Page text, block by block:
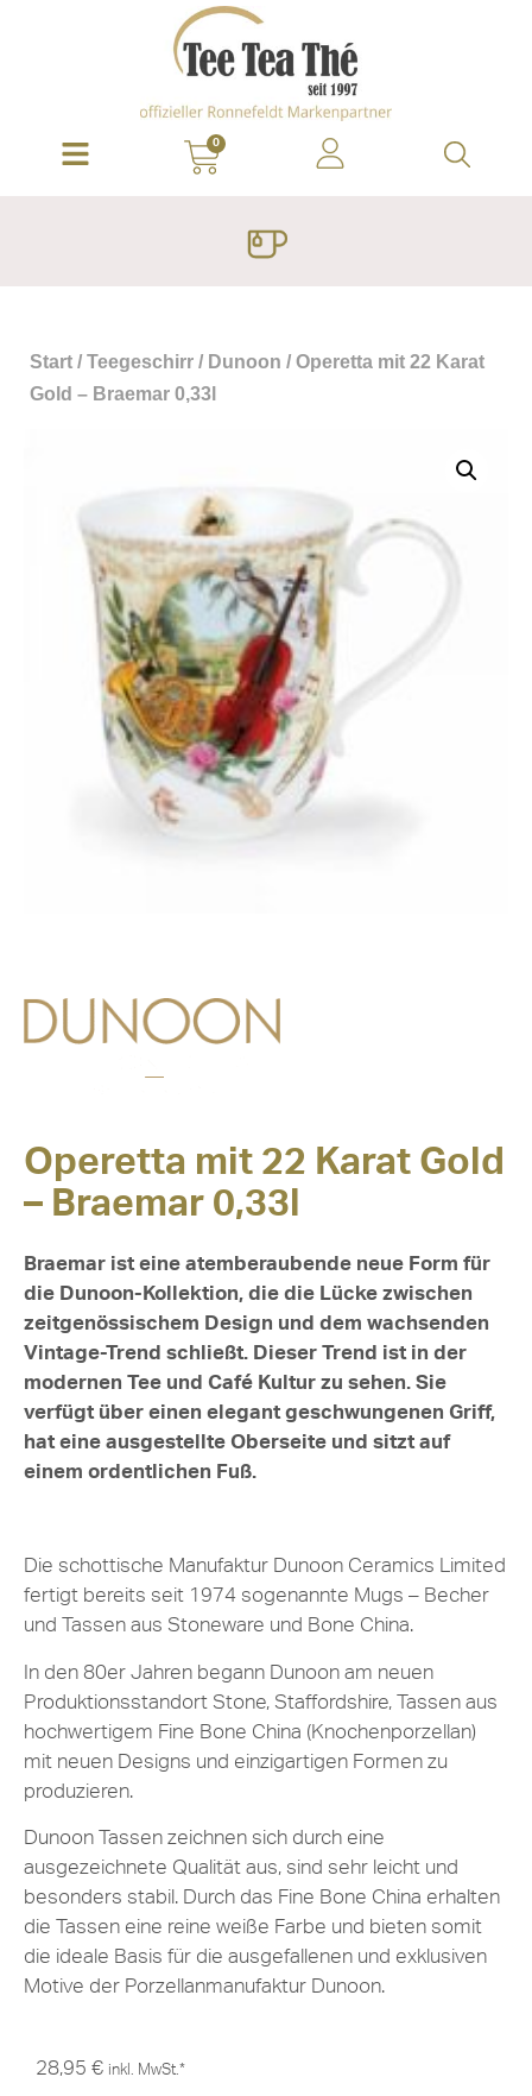
0
Start / Teegeschirr / Dunoon / Operetta mit 22 Karat
Gold – Braemar 0,33l
Operetta mit 22 Karat Gold
– Braemar 0,33l
Braemar ist eine atemberaubende neue Form für
die Dunoon-Kollektion, die die Lücke zwischen
zeitgenössischem Design und dem wachsenden
Vintage-Trend schließt. Dieser Trend ist in der
modernen Tee und Café Kultur zu sehen. Sie
verfügt über einen elegant geschwungenen Griff,
hat eine ausgestellte Oberseite und sitzt auf
einem ordentlichen Fuß.
Die schottische Manufaktur Dunoon Ceramics Limited
fertigt bereits seit 1974 sogenannte Mugs – Becher
und Tassen aus Stoneware und Bone China.
In den 80er Jahren begann Dunoon am neuen
Produktionsstandort Stone, Staffordshire, Tassen aus
hochwertigem Fine Bone China (Knochenporzellan)
mit neuen Designs und einzigartigen Formen zu
produzieren.
Dunoon Tassen zeichnen sich durch eine
ausgezeichnete Qualität aus, sind sehr leicht und
besonders stabil. Durch das Fine Bone China erhalten
die Tassen eine reine weiße Farbe und bieten somit
die ideale Basis für die ausgefallenen und exklusiven
Motive der Porzellanmanufaktur Dunoon.
28,95 € inkl. MwSt.*